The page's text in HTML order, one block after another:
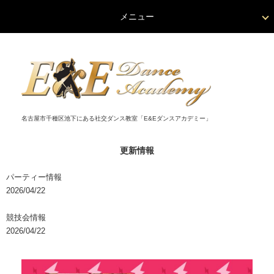
名古屋市千種区池下にある社交ダンス教室「E&Eダンスアカデミー」
更新情報
パーティー情報
2026/04/22
競技会情報
2026/04/22
メニュー